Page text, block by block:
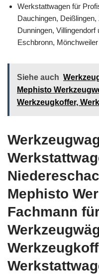
Werkstattwagen für
Dauchingen,
Dunningen,
Eschbronn, Mönchweiler
Siehe auch
Mephisto
Werkzeugkoffer,
Mephisto
Fachmann